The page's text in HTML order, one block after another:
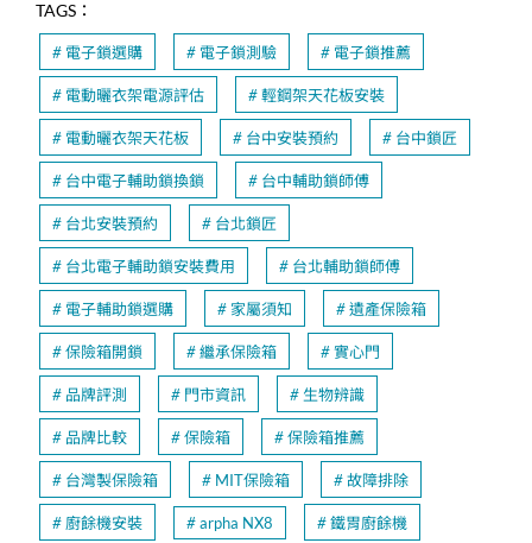
TAGS：
電子鎖選購 電子鎖測驗 電子鎖推薦
電動曬衣架電源評估 輕鋼架天花板安裝
電動曬衣架天花板 台中安裝預約 台中鎖匠
台中電子輔助鎖換鎖 台中輔助鎖師傅
台北安裝預約 台北鎖匠
台北電子輔助鎖安裝費用 台北輔助鎖師傅
電子輔助鎖選購 家屬須知 遺產保險箱
保險箱開鎖 繼承保險箱 實心門
品牌評測 門市資訊 生物辨識
品牌比較 保險箱 保險箱推薦
台灣製保險箱 MIT保險箱 故障排除
廚餘機安裝 arpha NX8 鐵胃廚餘機